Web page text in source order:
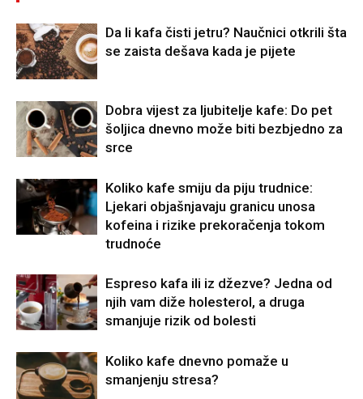
Da li kafa čisti jetru? Naučnici otkrili šta
se zaista dešava kada je pijete
Dobra vijest za ljubitelje kafe: Do pet
šoljica dnevno može biti bezbjedno za
srce
Koliko kafe smiju da piju trudnice:
Ljekari objašnjavaju granicu unosa
kofeina i rizike prekoračenja tokom
trudnoće
Espreso kafa ili iz džezve? Jedna od
njih vam diže holesterol, a druga
smanjuje rizik od bolesti
Koliko kafe dnevno pomaže u
smanjenju stresa?